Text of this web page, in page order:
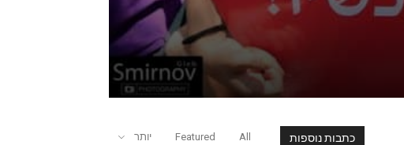
כתבות נוספות All
Featured יותר